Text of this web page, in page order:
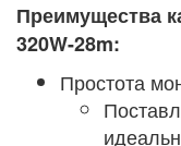
Преимущества
320W-28m:
Простота